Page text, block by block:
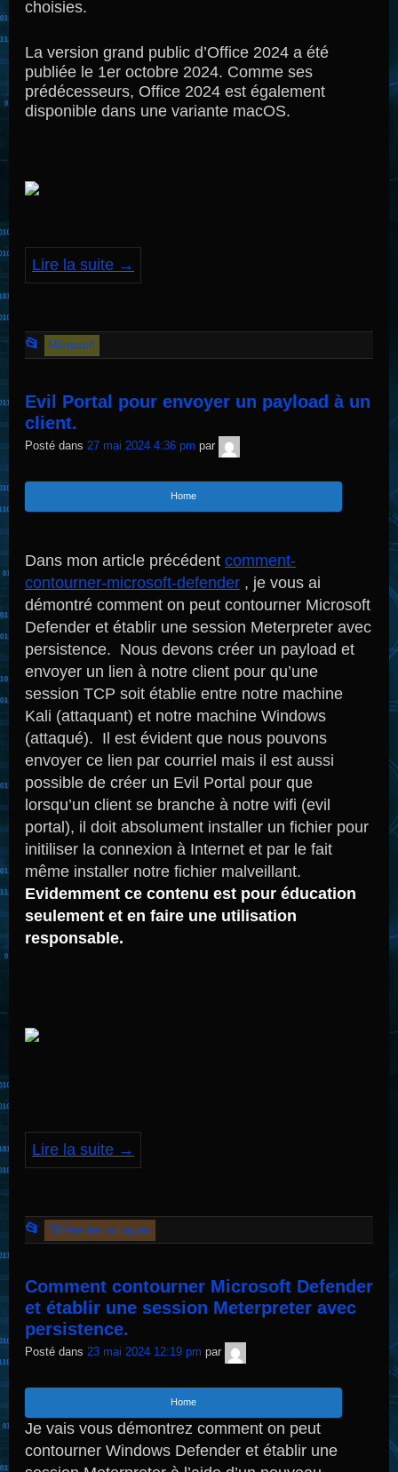
choisies.
La version grand public d’Office 2024 a été
publiée le 1er octobre 2024. Comme ses
prédécesseurs, Office 2024 est également
disponible dans une variante macOS.
Lire la suite →
📂
Cet
été
publié
Microsoft
Evil Portal pour envoyer un payload à un
client.
Posté dans 27 mai 2024 4:36 pm par
Sécurité
Home
Dans mon article précédent comment-
contourner-microsoft-defender , je vous ai
démontré comment on peut contourner Microsoft
Defender et établir une session Meterpreter avec
persistence. Nous devons créer un payload et
envoyer un lien à notre client pour qu’une
session TCP soit établie entre notre machine
Kali (attaquant) et notre machine Windows
(attaqué). Il est évident que nous pouvons
envoyer ce lien par courriel mais il est aussi
possible de créer un Evil Portal pour que
lorsqu’un client se branche à notre wifi (evil
portal), il doit absolument installer un fichier pour
initiliser la connexion à Internet et par le fait
même installer notre fichier malveillant.
Evidemment ce contenu est pour éducation
seulement et en faire une utilisation
responsable.
Lire la suite →
📂
Cet
été
publié
dans
Différentes attaques
Comment contourner Microsoft Defender
et établir une session Meterpreter avec
persistence.
Posté dans 23 mai 2024 12:19 pm par
Sécurité
Home
Je vais vous démontrez comment on peut
contourner Windows Defender et établir une